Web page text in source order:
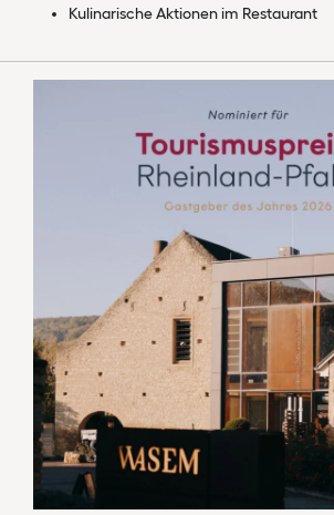
Kulinarische Aktionen im Restaurant